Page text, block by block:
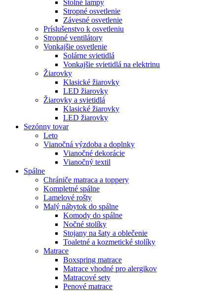
Stolné lampy
Stropné osvetlenie
Závesné osvetlenie
Príslušenstvo k osvetleniu
Stropné ventilátory
Vonkajšie osvetlenie
Solárne svietidlá
Vonkajšie svietidlá na elektrinu
Žiarovky
Klasické žiarovky
LED žiarovky
Žiarovky a svietidlá
Klasické žiarovky
LED žiarovky
Sezónny tovar
Leto
Vianočná výzdoba a doplnky
Vianočné dekorácie
Vianočný textil
Spálne
Chrániče matraca a toppery
Kompletné spálne
Lamelové rošty
Malý nábytok do spálne
Komody do spálne
Nočné stolíky
Stojany na šaty a oblečenie
Toaletné a kozmetické stolíky
Matrace
Boxspring matrace
Matrace vhodné pro alergikov
Matracové sety
Penové matrace